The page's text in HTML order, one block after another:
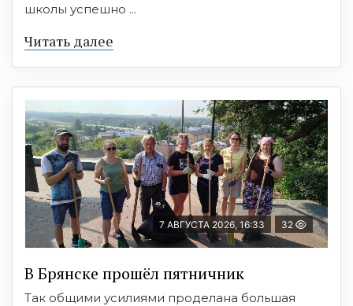
школы успешно ...
Читать далее
7 АВГУСТА 2026, 16:33 32
В Брянске прошёл пятничник
Так общими усилиями проделана большая